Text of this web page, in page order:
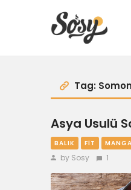
Tag:
Asya Usulü
BALIK FIT
by Sosy 1